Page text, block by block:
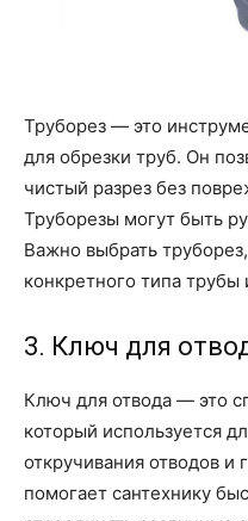
Труборез — это
для обрезки труб. Он
чистый разрез без
Труборезы могут быть
Важно выбрать
конкретного типа трубы
3. Ключ для
Ключ для отвода — это
который используется
откручивания отводов и
помогает сантехнику